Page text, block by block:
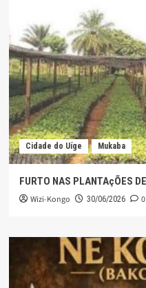
Cidade do Uíge Mukaba
FURTO NAS PLANTAçÕES
Wizi-Kongo 30/06/2026 0